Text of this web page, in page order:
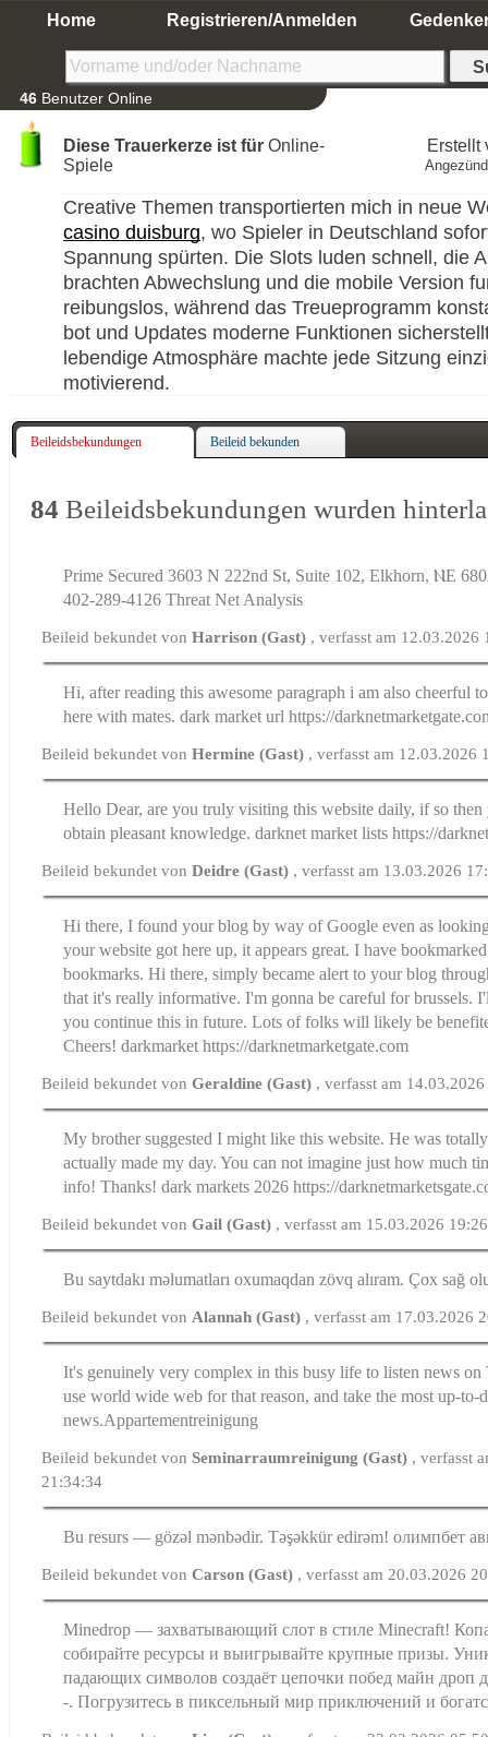
Home Registrieren/Anmelden
46 Benutzer Online
Diese Trauerkerze ist für Online-
Spiele
Erstellt
Creative Themen transportierten mich in neue
casino duisburg, wo Spieler in Deutschland
Spannung spürten. Die Slots luden schnell, die
brachten Abwechslung und die mobile Version
reibungslos, während das Treueprogramm
bot und Updates moderne Funktionen
lebendige Atmosphäre machte jede Sitzung
motivierend.
Beileidsbekundungen Beileid bekunden
84 Beileidsbekundungen wurden
Prime Secured 3603 N 222nd St, Suite 102, Elkhorn, ⲚE
402-289-4126 Threat Net Analysis
Beileid bekundet vonHarrison (Gast) , verfasst am 12.03.2026
Hi, after reading this awesome paragraph i am also cheerful
here with mates. dark market url https://
Beileid bekundet vonHermine (Gast) , verfasst am 12.03.2026
Hello Dear, are you truly visiting this website daily, if so
obtain pleasant knowledge. darknet market lists https://
Beileid bekundet vonDeidre (Gast) , verfasst am 13.03.2026
Hi there, I found your blog by way of Google even as
your website got here up, it appears great. I have
bookmarks. Hi there, simply became alert to your blog
that it's really informative. I'm gonna be careful for brussels.
you continue this in future. Lots of folks will likely be
Cheers! darkmarket https://darknetmarketgate.com
Beileid bekundet vonGeraldine (Gast) , verfasst am
My brother suggested I might like this website. He was
actually made my day. You can not imagine just how much
info! Thanks! dark markets 2026 https://
Beileid bekundet vonGail (Gast) , verfasst am 15.03.2026
Bu saytdakı məlumatları oxumaqdan zövq alıram. Çox sağ
Beileid bekundet von Alannah (Gast) , verfasst am 17.03.2026
It's genuinely very complex in this busy life to listen news
use world wide web for that reason, and take the most up-to-
news.Appartementreinigung
Beileid bekundet vonSeminarraumreinigung (Gast) , verfasst
21:34:34
Bu resurs — gözəl mənbədir. Təşəkkür edirəm! олимпбет
Beileid bekundet vonCarson (Gast) , verfasst am 20.03.2026
Minedrop — захватывающий слот в стиле Minecraft!
собирайте ресурсы и выигрывайте крупные призы.
падающих символов создаёт цепочки побед майн дроп
-. Погрузитесь в пиксельный мир приключений и